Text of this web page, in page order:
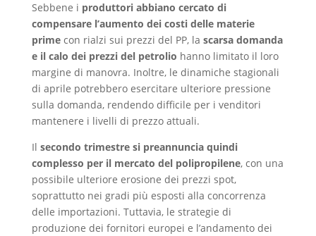
Sebbene i produttori abbiano cercato di
compensare l’aumento dei costi delle materie
primecon rialzi sui prezzi del PP, la scarsa domanda
e il calo dei prezzi del petrolio hanno limitato il loro
margine di manovra. Inoltre, le dinamiche stagionali
di aprile potrebbero esercitare ulteriore pressione
sulla domanda, rendendo difficile per i venditori
mantenere i livelli di prezzo attuali.
Il secondo trimestre si preannuncia quindi
complesso per il mercato del polipropilene, con una
possibile ulteriore erosione dei prezzi spot,
soprattutto nei gradi più esposti alla concorrenza
delle importazioni. Tuttavia, le strategie di
produzione dei fornitori europei e l’andamento dei